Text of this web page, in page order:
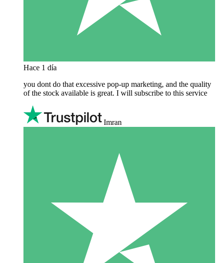
Hace 1 día
you dont do that excessive pop-up marketing, and the quality
of the stock available is great. I will subscribe to this service
Imran